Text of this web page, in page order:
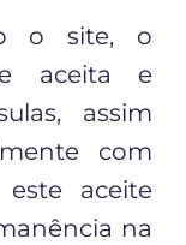
o site, o
aceita e
assim
com
aceite
na